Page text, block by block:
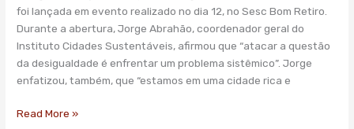
foi lançada em evento realizado no dia 12, no Sesc Bom Retiro.
Durante a abertura, Jorge Abrahão, coordenador geral do
Instituto Cidades Sustentáveis, afirmou que “atacar a questão
da desigualdade é enfrentar um problema sistêmico”. Jorge
enfatizou, também, que “estamos em uma cidade rica e
Read More »